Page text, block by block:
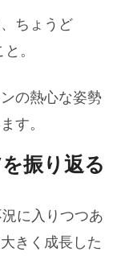
ちょうど
。
の熱心な姿勢
す。
振り返る
に入りつつあ
きく成長した